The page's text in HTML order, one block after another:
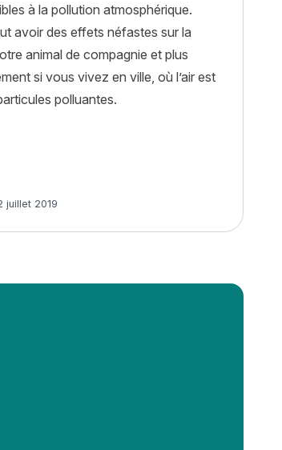
à la pollution atmosphérique.
avoir des effets néfastes sur la
animal de compagnie et plus
si vous vivez en ville, où l’air est
polluantes.
par
juillet 2019